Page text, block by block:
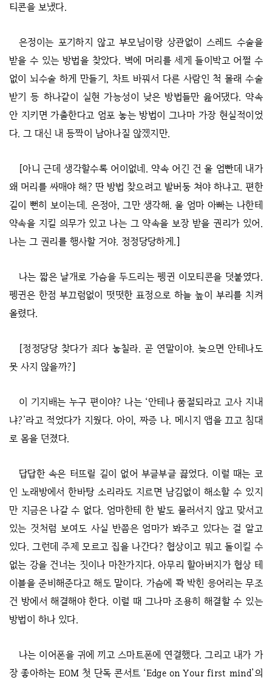
티콘을 보냈다.
은정이는 포기하지 않고 부모님이랑 상관없이 스레드 수술을
받을 수 있는 방법을 찾았다. 벽에 머리를 세게 들이박고 어쩔 수
없이 뇌수술 하게 만들기, 차트 바꿔서 다른 사람인 척 몰래 수술
받기 등 하나같이 실현 가능성이 낮은 방법들만 읊어댔다. 약속
안 지키면 가출한다고 엄포 놓는 방법이 그나마 가장 현실적이었
다. 그 대신 내 등짝이 남아나질 않겠지만.
[아니 근데 생각할수록 어이없네. 약속 어긴 건 울 엄빤데 내가
왜 머리를 싸매야 해? 딴 방법 찾으려고 발버둥 쳐야 하냐고. 편한
길이 뻔히 보이는데. 은정아, 그만 생각해. 울 엄마 아빠는 나한테
약속을 지킬 의무가 있고 나는 그 약속을 보장 받을 권리가 있어.
나는 그 권리를 행사할 거야. 정정당당하게.]
나는 짧은 날개로 가슴을 두드리는 펭귄 이모티콘을 덧붙였다.
펭귄은 한점 부끄럼없이 떳떳한 표정으로 하늘 높이 부리를 치켜
올렸다.
[정정당당 찾다가 죄다 놓칠라. 곧 연말이야. 늦으면 안테나도
못 사지 않을까?]
이 기지배는 누구 편이야? 나는 ‘안테나 품절되라고 고사 지내
냐?’라고 적었다가 지웠다. 아이, 짜증 나. 메시지 앱을 끄고 침대
로 몸을 던졌다.
답답한 속은 터뜨릴 길이 없어 부글부글 끓었다. 이럴 때는 코
인 노래방에서 한바탕 소리라도 지르면 남김없이 해소할 수 있지
만 지금은 나갈 수 없다. 엄마한테 한 발도 물러서지 않고 맞서고
있는 것처럼 보여도 사실 반쯤은 엄마가 봐주고 있다는 걸 알고
있다. 그런데 주제 모르고 집을 나간다? 협상이고 뭐고 돌이킬 수
없는 강을 건너는 짓이나 마찬가지다. 아무리 할아버지가 협상 테
이블을 준비해준다고 해도 말이다. 가슴에 콱 박힌 응어리는 무조
건 방에서 해결해야 한다. 이럴 때 그나마 조용히 해결할 수 있는
방법이 하나 있다.
나는 이어폰을 귀에 끼고 스마트폰에 연결했다. 그리고 내가 가
장 좋아하는 EOM 첫 단독 콘서트 ‘Edge on Your first mind’의